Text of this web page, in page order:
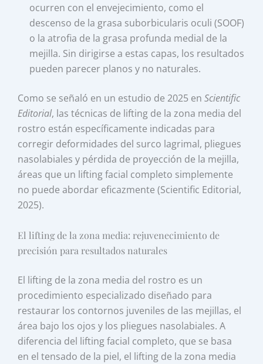
ocurren con el envejecimiento, como el
descenso de la grasa suborbicularis oculi (SOOF)
o la atrofia de la grasa profunda medial de la
mejilla. Sin dirigirse a estas capas, los resultados
pueden parecer planos y no naturales.
Como se señaló en un estudio de 2025 enScientific
Editorial, las técnicas de lifting de la zona media del
rostro están específicamente indicadas para
corregir deformidades del surco lagrimal, pliegues
nasolabiales y pérdida de proyección de la mejilla,
áreas que un lifting facial completo simplemente
no puede abordar eficazmente (Scientific Editorial,
2025).
El lifting de la zona media: rejuvenecimiento de
precisión para resultados naturales
El lifting de la zona media del rostro es un
procedimiento especializado diseñado para
restaurar los contornos juveniles de las mejillas, el
área bajo los ojos y los pliegues nasolabiales. A
diferencia del lifting facial completo, que se basa
en el tensado de la piel, el lifting de la zona media